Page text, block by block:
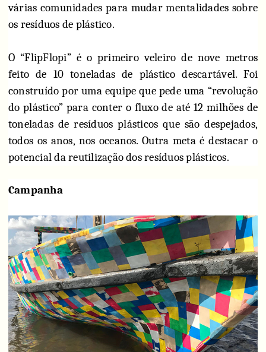
várias comunidades para mudar mentalidades sobre
os resíduos de plástico.
O “FlipFlopi” é o primeiro veleiro de nove metros
feito de 10 toneladas de plástico descartável. Foi
construído por uma equipe que pede uma “revolução
do plástico” para conter o fluxo de até 12 milhões de
toneladas de resíduos plásticos que são despejados,
todos os anos, nos oceanos. Outra meta é destacar o
potencial da reutilização dos resíduos plásticos.
Campanha